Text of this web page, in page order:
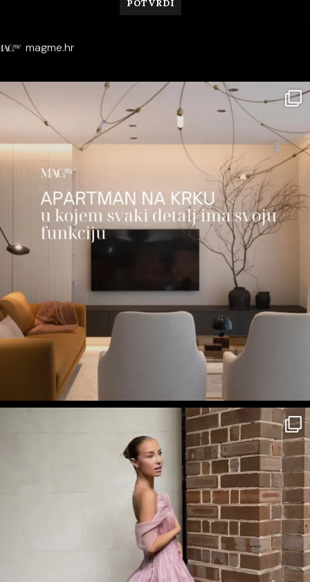
magme.hr